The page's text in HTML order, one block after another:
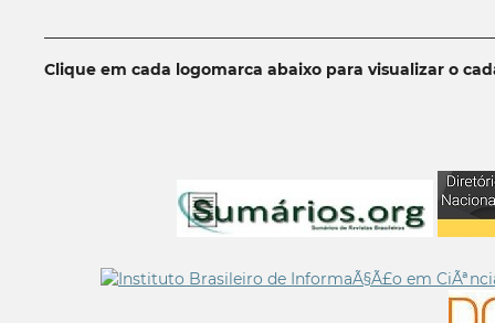
Clique em cada logomarca abaixo para visualizar o